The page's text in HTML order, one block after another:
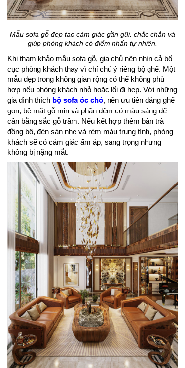
Mẫu sofa gỗ đẹp tạo cảm giác gần gũi, chắc chắn và
giúp phòng khách có điểm nhấn tự nhiên.
Khi tham khảo mẫu sofa gỗ, gia chủ nên nhìn cả bố
cục phòng khách thay vì chỉ chú ý riêng bộ ghế. Một
mẫu đẹp trong không gian rộng có thể không phù
hợp nếu phòng khách nhỏ hoặc lối đi hẹp. Với những
gia đình thích bộ sofa óc chó, nên ưu tiên dáng ghế
gọn, bề mặt gỗ mịn và phần đệm có màu sáng để
cân bằng sắc gỗ trầm. Nếu kết hợp thêm bàn trà
đồng bộ, đèn sàn nhẹ và rèm màu trung tính, phòng
khách sẽ có cảm giác ấm áp, sang trọng nhưng
không bị nặng mắt.